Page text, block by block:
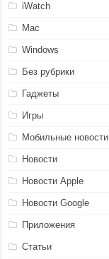
iWatch
Mac
Windows
Без рубрики
Гаджеты
Игры
Мобильные новости
Новости
Новости Apple
Новости Google
Приложения
Статьи